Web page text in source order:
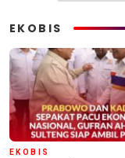
EKOBIS
EKOBIS